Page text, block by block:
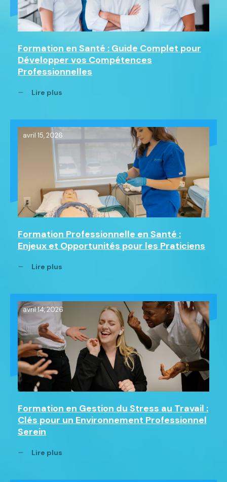
Formation en Santé : Guide Complet pour
Développer vos Compétences
Professionnelles
Lire plus
avril 15, 2026
Formation Professionnelle en Santé :
Enjeux et Opportunités pour les Praticiens
Lire plus
avril 14, 2026
Formation en Gestion du Stress au Travail :
Clés pour un Environnement Professionnel
Serein
Lire plus